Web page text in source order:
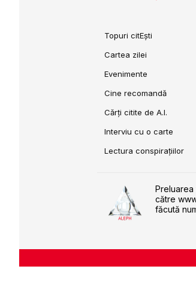
Topuri citEști
Cartea zilei
Evenimente
Cine recomandă
Cărți citite de A.I.
Interviu cu o carte
Lectura conspirațiilor
către
făcută